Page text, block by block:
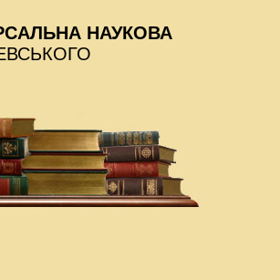
НАУКОВА